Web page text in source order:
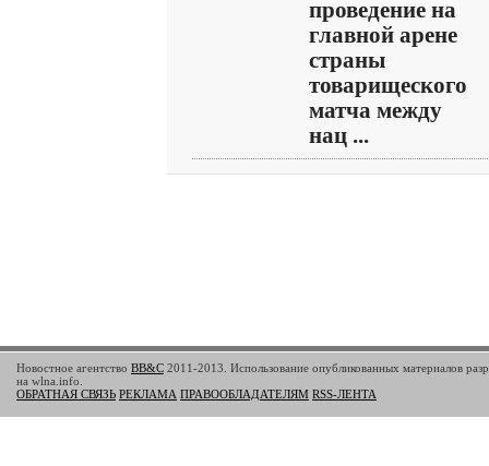
проведение на
главной арене
страны
товарищеского
матча между
нац ...
Новостное агентство BB&C 2011-2013. Использование опубликованных материалов
на wlna.info.
ОБРАТНАЯ СВЯЗЬ РЕКЛАМА ПРАВООБЛАДАТЕЛЯМ RSS-ЛЕНТА